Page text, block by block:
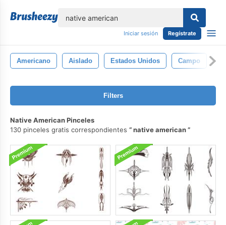
Iniciar sesión Regístrate
Americano Aislado Estados Unidos Campo
Filters
Native American Pinceles
130 pinceles gratis correspondientes
native american